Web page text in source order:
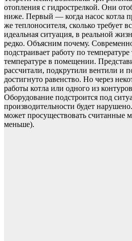
отопления с гидрострелкой. Они
ниже. Первый — когда насос котла
же теплоносителя, сколько требует
идеальная ситуация, в реальной
редко. Объясним почему.
подстраивает работу по
температуре в помещении.
рассчитали, подкрутили вентили и
достигнуто равенство. Но через
работы котла или одного из
Оборудование подстроится под
производительности будет
может просуществовать считанные
меньше).